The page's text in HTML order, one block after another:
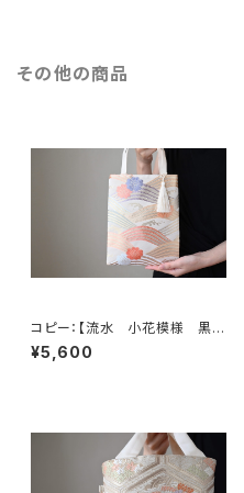
その他の商品
コピー：【流水 小花模様 黒
シルク 帯リメイク ミニサブバッ
ク フォーマルバック】日常使い、
¥5,600